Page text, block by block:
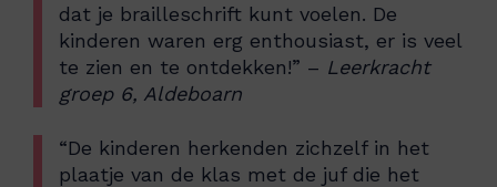
dat je brailleschrift kunt voelen. De
kinderen waren erg enthousiast, er is veel
te zien en te ontdekken!” – Leerkracht
groep 6, Aldeboarn
“De kinderen herkenden zichzelf in het
plaatje van de klas met de juf die het